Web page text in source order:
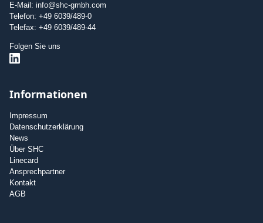
E-Mail: info@shc-gmbh.com
Telefon: +49 6039/489-0
Telefax: +49 6039/489-44
Folgen Sie uns
Informationen
Impressum
Datenschutzerklärung
News
Über SHC
Linecard
Ansprechpartner
Kontakt
AGB